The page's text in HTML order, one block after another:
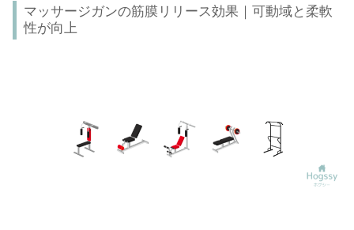
マッサージガンの筋膜リリース効果｜可動域と柔軟
性が向上